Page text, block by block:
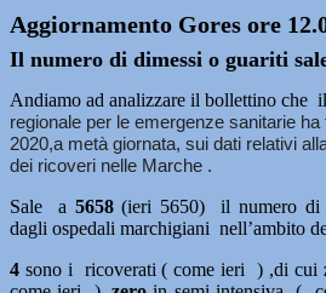
Aggiornamento Gores ore
Il numero di dimessi o guariti
Andiamo ad analizzare il bollettino che
regionale per le emergenze sanitarie
2020,a metà giornata, sui dati relativi
dei ricoveri nelle Marche .
Sale a 5658(ieri 5650) il numero di
dagli ospedali marchigiani nell’ambito
4 sono i ricoverati ( come ieri ) ,di cui